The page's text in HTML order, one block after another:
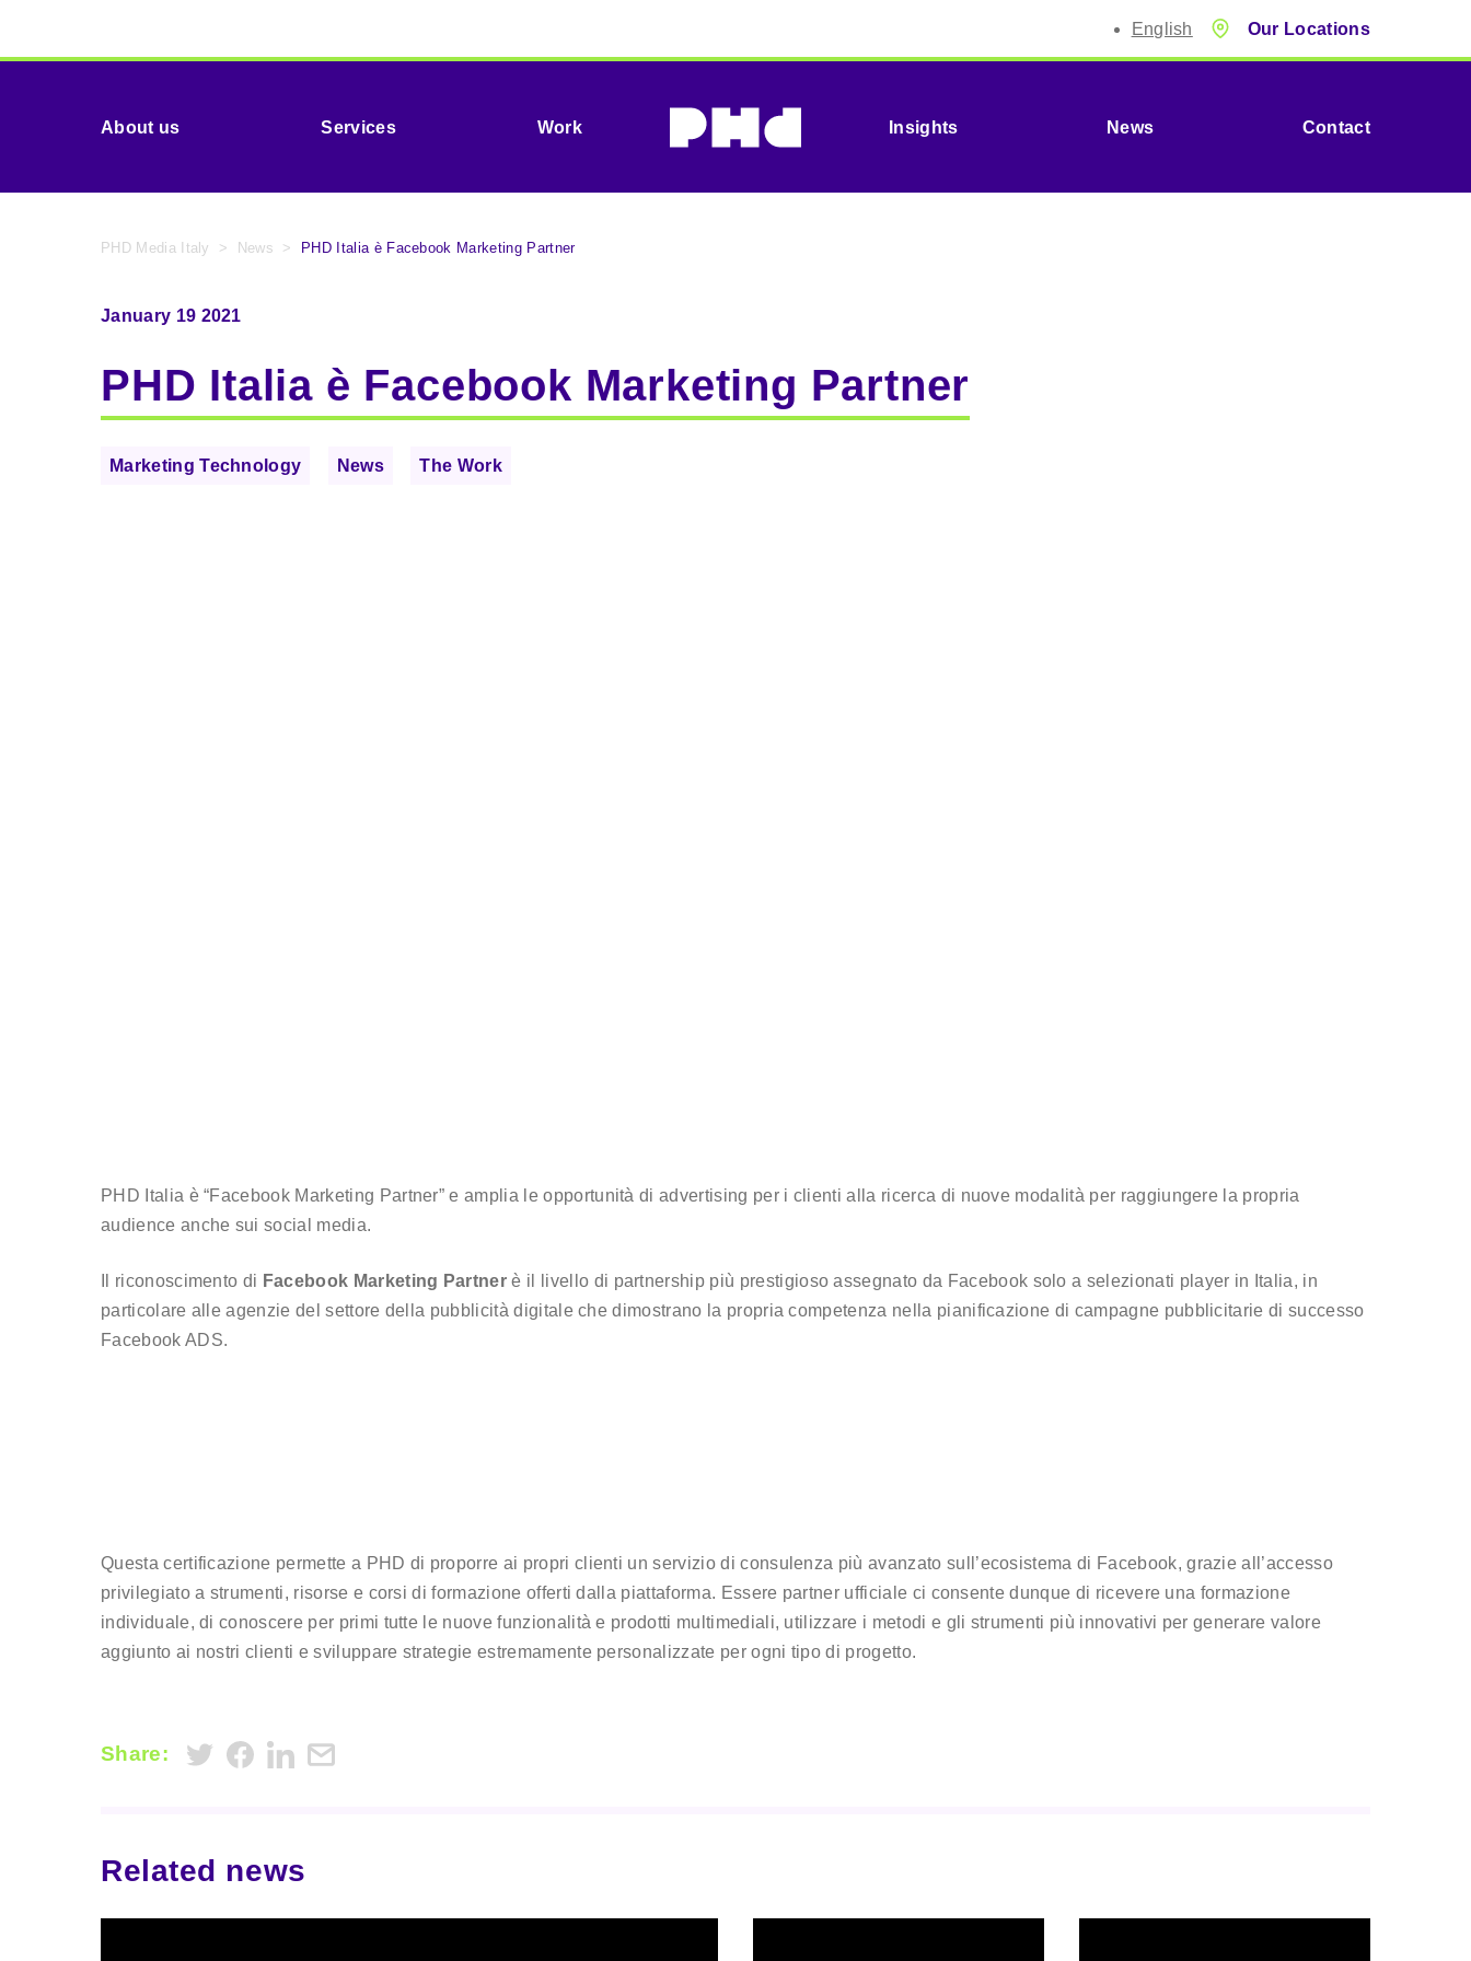
English Our Locations
About us Services Work Insights News Contact
PHD Media Italy > News > PHD Italia è Facebook Marketing Partner
January 19 2021
PHD Italia è Facebook Marketing Partner
Marketing Technology News The Work
PHD Italia è “Facebook Marketing Partner” e amplia le opportunità di advertising per i clienti alla ricerca di nuove modalità per raggiungere la propria
audience anche sui social media.
Il riconoscimento di Facebook Marketing Partner è il livello di partnership più prestigioso assegnato da Facebook solo a selezionati player in Italia, in
particolare alle agenzie del settore della pubblicità digitale che dimostrano la propria competenza nella pianificazione di campagne pubblicitarie di successo
Facebook ADS.
Questa certificazione permette a PHD di proporre ai propri clienti un servizio di consulenza più avanzato sull’ecosistema di Facebook, grazie all’accesso
privilegiato a strumenti, risorse e corsi di formazione offerti dalla piattaforma. Essere partner ufficiale ci consente dunque di ricevere una formazione
individuale, di conoscere per primi tutte le nuove funzionalità e prodotti multimediali, utilizzare i metodi e gli strumenti più innovativi per generare valore
aggiunto ai nostri clienti e sviluppare strategie estremamente personalizzate per ogni tipo di progetto.
Share:
Related news